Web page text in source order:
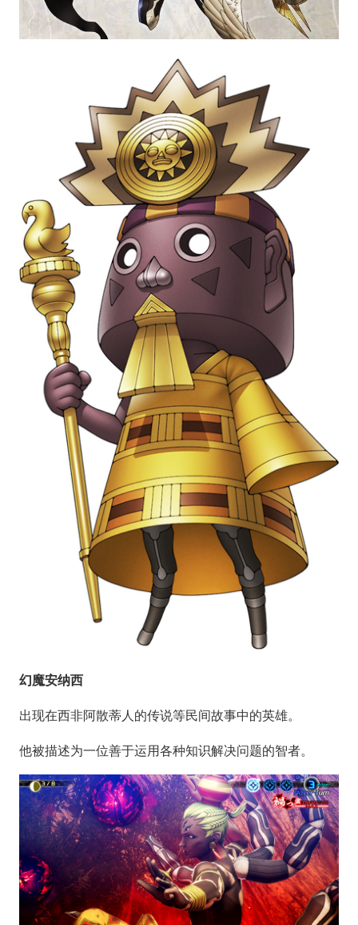
幻魔安纳西
出现在西非阿散蒂人的传说等民间故事中的英雄。
他被描述为一位善于运用各种知识解决问题的智者。